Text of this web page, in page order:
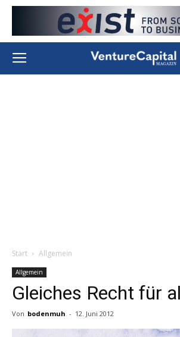
Start Allgemein
Allgemein
Gleiches Recht für
Von bodenmuh - 12. Juni 2012